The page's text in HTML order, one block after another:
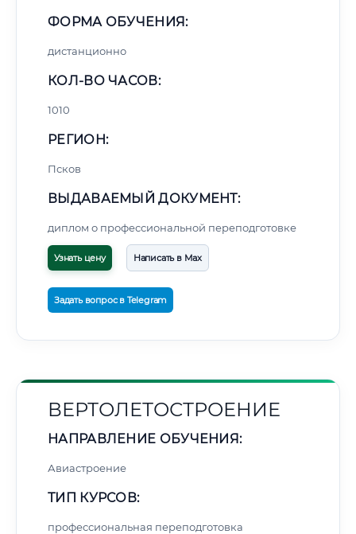
ФОРМА ОБУЧЕНИЯ:
дистанционно
КОЛ-ВО ЧАСОВ:
1010
РЕГИОН:
Псков
ВЫДАВАЕМЫЙ ДОКУМЕНТ:
диплом о профессиональной переподготовке
Узнать цену Написать в Max
Задать вопрос в Telegram
ВЕРТОЛЕТОСТРОЕНИЕ
НАПРАВЛЕНИЕ ОБУЧЕНИЯ:
Авиастроение
ТИП КУРСОВ:
профессиональная переподготовка